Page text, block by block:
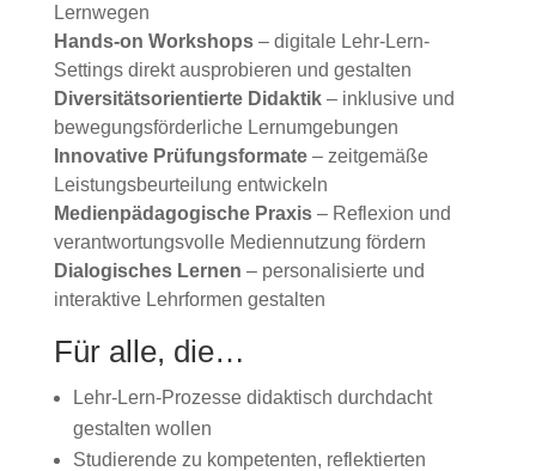
Lernwegen
Hands-on Workshops– digitale Lehr-Lern-
Settings direkt ausprobieren und gestalten
Diversitätsorientierte Didaktik– inklusive und
bewegungsförderliche Lernumgebungen
Innovative Prüfungsformate– zeitgemäße
Leistungsbeurteilung entwickeln
Medienpädagogische Praxis– Reflexion und
verantwortungsvolle Mediennutzung fördern
Dialogisches Lernen – personalisierte und
interaktive Lehrformen gestalten
Für alle, die…
Lehr-Lern-Prozesse didaktisch durchdacht
gestalten wollen
Studierende zu kompetenten, reflektierten